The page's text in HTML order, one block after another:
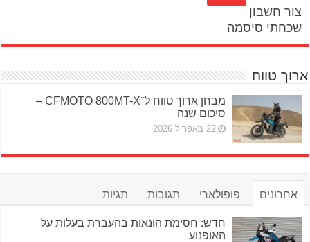
צור חשבון
שכחתי סיסמה
ארוך טווח
מבחן ארוך טווח ל־CFMOTO 800MT-X –
סיכום שנה
22 באפריל 2026
אחרונים פופולארי תגובות תגיות
חדש: חסימת הונאות בהעברת בעלות על
האופנוע